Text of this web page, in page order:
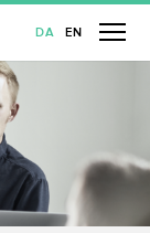
DA EN